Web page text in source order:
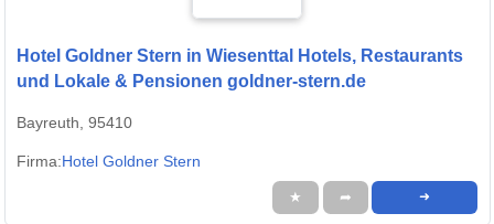
Hotel Goldner Stern in Wiesenttal Hotels, Restaurants
und Lokale & Pensionen goldner-stern.de
Bayreuth, 95410
Firma:Hotel Goldner Stern
★ ➦ ➜